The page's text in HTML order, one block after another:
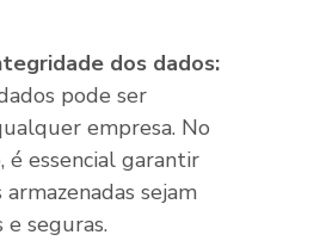
dos dados:
pode ser
empresa. No
é essencial garantir
sejam
e seguras.